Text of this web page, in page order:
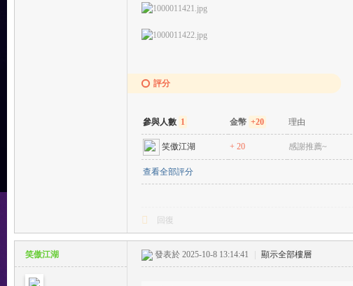
評分
參與人數 1 金幣 +20 理由
笑傲江湖 + 20 感謝推薦~
查看全部評分
回復
笑傲江湖 發表於 2025-10-8 13:14:41 顯示全部樓層